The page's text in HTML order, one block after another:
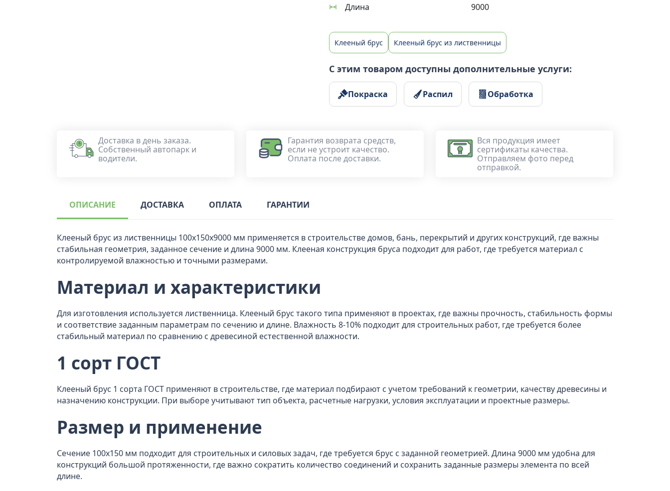
Длина 9000
Клееный брус Клееный брус из лиственницы
С этим товаром доступны дополнительные услуги:
Покраска Распил Обработка
Доставка в день заказа.
Собственный автопарк и
водители.
Гарантия возврата средств,
если не устроит качество.
Оплата после доставки.
Вся продукция имеет
сертификаты качества.
Отправляем фото перед
отправкой.
ОПИСАНИЕ ДОСТАВКА ОПЛАТА ГАРАНТИИ
Клееный брус из лиственницы 100x150x9000 мм применяется в строительстве домов, бань, перекрытий и других конструкций, где важны
стабильная геометрия, заданное сечение и длина 9000 мм. Клееная конструкция бруса подходит для работ, где требуется материал с
контролируемой влажностью и точными размерами.
Материал и характеристики
Для изготовления используется лиственница. Клееный брус такого типа применяют в проектах, где важны прочность, стабильность формы
и соответствие заданным параметрам по сечению и длине. Влажность 8-10% подходит для строительных работ, где требуется более
стабильный материал по сравнению с древесиной естественной влажности.
1 сорт ГОСТ
Клееный брус 1 сорта ГОСТ применяют в строительстве, где материал подбирают с учетом требований к геометрии, качеству древесины и
назначению конструкции. При выборе учитывают тип объекта, расчетные нагрузки, условия эксплуатации и проектные размеры.
Размер и применение
Сечение 100x150 мм подходит для строительных и силовых задач, где требуется брус с заданной геометрией. Длина 9000 мм удобна для
конструкций большой протяженности, где важно сократить количество соединений и сохранить заданные размеры элемента по всей
длине.